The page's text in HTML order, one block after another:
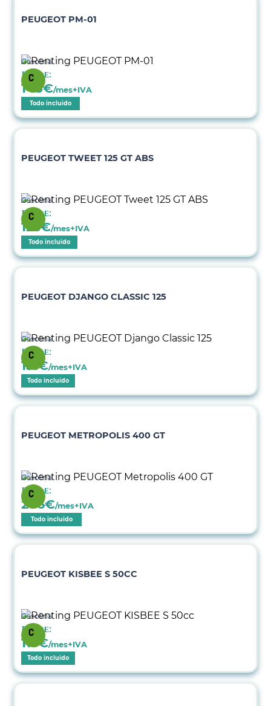
PEUGEOT PM-01
Gasolina
Desde:
148€/mes+IVA
Todo incluido
PEUGEOT TWEET 125 GT ABS
Gasolina
Desde:
123€/mes+IVA
Todo incluido
PEUGEOT DJANGO CLASSIC 125
Gasolina
Desde:
131€/mes+IVA
Todo incluido
PEUGEOT METROPOLIS 400 GT
Gasolina
Desde:
206€/mes+IVA
Todo incluido
PEUGEOT KISBEE S 50CC
Gasolina
Desde:
115€/mes+IVA
Todo incluido